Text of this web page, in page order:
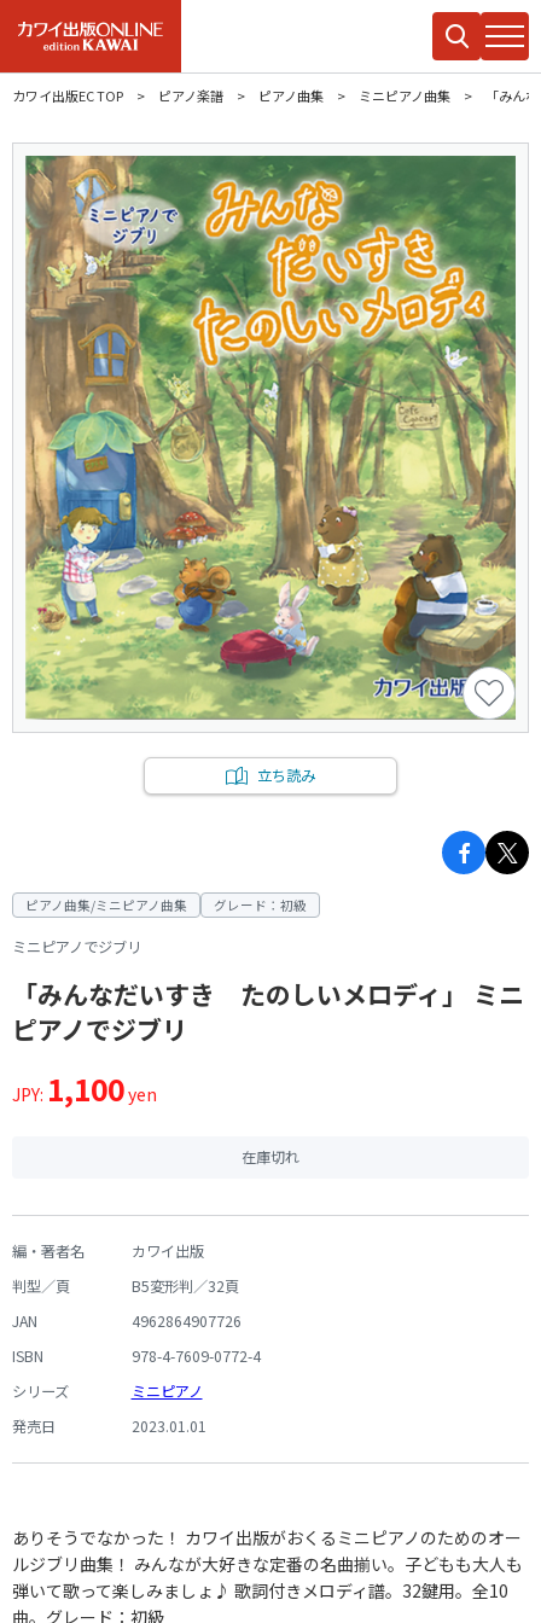
カワイ出版EC TOP ピアノ楽譜 ピアノ曲集 ミニピアノ曲集 「みん
立ち読み
ピアノ曲集/ミニピアノ曲集 グレード：初級
ミニピアノでジブリ
「みんなだいすき たのしいメロディ」 ミニ
ピアノでジブリ
JPY: 1,100yen
在庫切れ
編・著者名
カワイ出版
判型／頁
B5変形判／32頁
JAN
4962864907726
ISBN
978-4-7609-0772-4
シリーズ
ミニピアノ
発売日
2023.01.01
ありそうでなかった！ カワイ出版がおくるミニピアノのためのオー
ルジブリ曲集！ みんなが大好きな定番の名曲揃い。子どもも大人も
弾いて歌って楽しみましょ♪ 歌詞付きメロディ譜。32鍵用。全10
曲。グレード：初級